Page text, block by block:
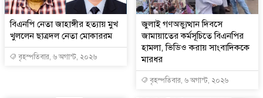
বিএনপি নেতা জাহাঙ্গীর হত্যায় মুখ
খুললেন ছাত্রদল নেতা মোকাররম
বৃহস্পতিবার, ৬ অগাস্ট, ২০২৬
জুলাই গণঅভ্যুত্থান দিবসে
জামায়াতের কর্মসূচিতে বিএনপির
হামলা, ভিডিও করায় সাংবাদিককে
মারধর
বৃহস্পতিবার, ৬ অগাস্ট, ২০২৬